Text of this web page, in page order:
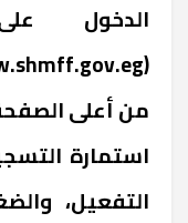
الدخول
من أعلى
استمارة
التفعيل،